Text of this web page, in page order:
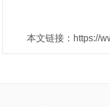
本文链接：https://